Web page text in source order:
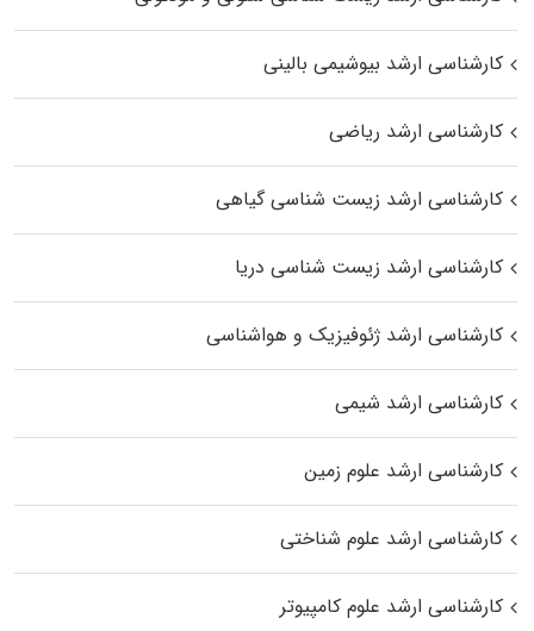
کارشناسی ارشد بیوشیمی بالینی
کارشناسی ارشد ریاضی
کارشناسی ارشد زیست‌ شناسی گیاهی
کارشناسی ارشد زیست‌ شناسی دریا
کارشناسی ارشد ژئوفیزیک و هواشناسی
کارشناسی ارشد شیمی
کارشناسی ارشد علوم زمین
کارشناسی ارشد علوم شناختی
کارشناسی ارشد علوم کامپیوتر